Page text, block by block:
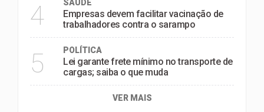
4 SAÚDE
Empresas devem facilitar vacinação de
trabalhadores contra o sarampo
5 POLÍTICA
Lei garante frete mínimo no transporte de
cargas; saiba o que muda
VER MAIS